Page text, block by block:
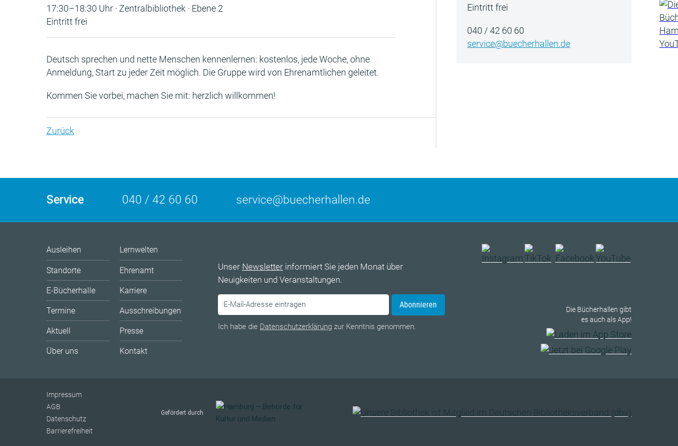
17:30–18:30 Uhr · Zentralbibliothek · Ebene 2
Eintritt frei
Deutsch sprechen und nette Menschen kennenlernen: kostenlos, jede Woche, ohne
Anmeldung, Start zu jeder Zeit möglich. Die Gruppe wird von Ehrenamtlichen geleitet.
Kommen Sie vorbei, machen Sie mit: herzlich willkommen!
Zurück
Eintritt frei
040 / 42 60 60
service@buecherhallen.de
Service 040 / 42 60 60 service@buecherhallen.de
Ausleihen
Standorte
E-Bücherhalle
Termine
Aktuell
Über uns
Lernwelten
Ehrenamt
Karriere
Ausschreibungen
Presse
Kontakt
Unser Newsletter informiert Sie jeden Monat über
Neuigkeiten und Veranstaltungen.
Abonnieren
Ich habe die Datenschutzerklärung zur Kenntnis genommen.
Die Bücherhallen gibt
es auch als App!
Impressum
AGB
Datenschutz
Barrierefreiheit
Gefördert durch